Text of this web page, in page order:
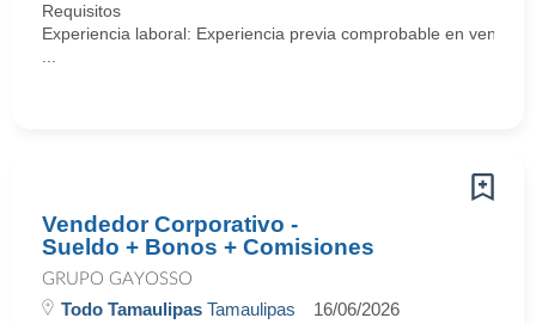
Requisitos
Experiencia laboral: Experiencia previa comprobable en
Vendedor Corporativo -
Sueldo + Bonos + Comisiones
GRUPO GAYOSSO
Todo Tamaulipas Tamaulipas 16/06/2026